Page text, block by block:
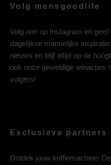
Volg mensgoodlife
Volg ons op Instagram en geef
dagelijkse mannelijke
nieuws en blijf altijd op de
ook onze geweldige winacties
volgers!
Exclusieve partners
Ontdek jouw koffiemachine: